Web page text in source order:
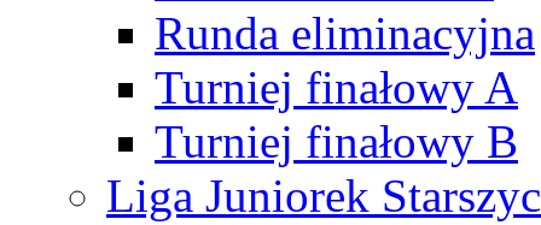
Runda eliminacyjna
Turniej finałowy A
Turniej finałowy B
Liga Juniorek